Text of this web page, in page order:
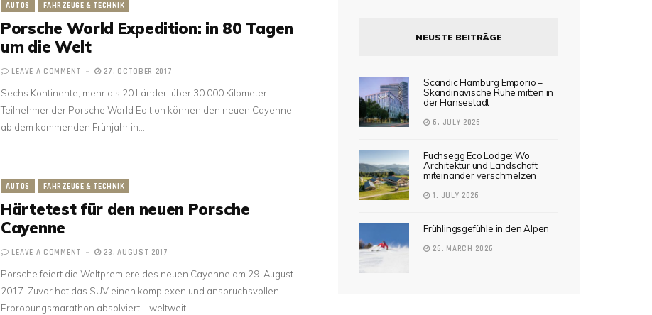
AUTOS FAHRZEUGE & TECHNIK
Porsche World Expedition: in 80 Tagen
um die Welt
LEAVE A COMMENT 27. OCTOBER 2017
Sechs Kontinente, mehr als 20 Länder, über 30.000 Kilometer.
Teilnehmer der Porsche World Edition können den neuen Cayenne
ab dem kommenden Frühjahr in…
AUTOS FAHRZEUGE & TECHNIK
Härtetest für den neuen Porsche
Cayenne
LEAVE A COMMENT 23. AUGUST 2017
Porsche feiert die Weltpremiere des neuen Cayenne am 29. August
2017. Zuvor hat das SUV einen komplexen und anspruchsvollen
Erprobungsmarathon absolviert – weltweit…
NEUSTE BEITRÄGE
Scandic Hamburg Emporio –
Skandinavische Ruhe mitten in
der Hansestadt
6. JULY 2026
Fuchsegg Eco Lodge: Wo
Architektur und Landschaft
miteinander verschmelzen
1. JULY 2026
Frühlingsgefühle in den Alpen
26. MARCH 2026